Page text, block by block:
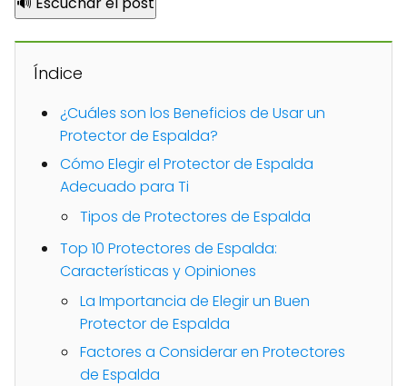
Índice
¿Cuáles son los Beneficios de Usar un
Protector de Espalda?
Cómo Elegir el Protector de Espalda
Adecuado para Ti
Tipos de Protectores de Espalda
Top 10 Protectores de Espalda:
Características y Opiniones
La Importancia de Elegir un Buen
Protector de Espalda
Factores a Considerar en Protectores
de Espalda